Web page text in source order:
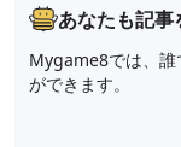
あなたも記事
Mygame8では、誰
ができます。